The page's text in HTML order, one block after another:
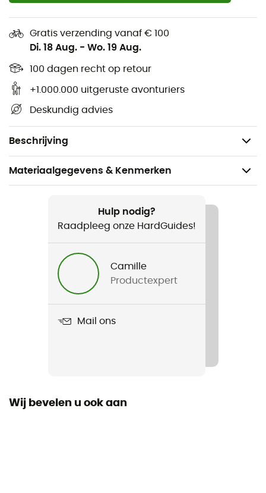
Gratis verzending vanaf € 100
Di. 18 Aug. - Wo. 19 Aug.
100 dagen recht op retour
+1.000.000 uitgeruste avonturiers
Deskundig advies
Beschrijving
Nb Dry
De sneldrogende NB DRY-technologie voert vocht
van je lichaam af om je te helpen makkelijk te
trainen.
6-panelenconstructie
Discrete silhouet
Reflecterende sandwichklep
Materiaalgegevens & Kenmerken
Heren / Dames
6 Panel Performance Hat V 2.0
Gebruikte Technologieën
Hulp nodig?
Raadpleeg onze HardGuides!
Camille
Productexpert
Mail ons
Wij bevelen u ook aan